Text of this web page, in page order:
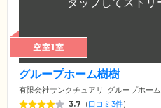
空室1室
グループホーム樹樹
有限会社サンクチュアリ
グループホーム
3.7 (口コミ3件)